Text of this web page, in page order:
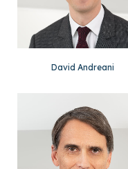
David Andreani